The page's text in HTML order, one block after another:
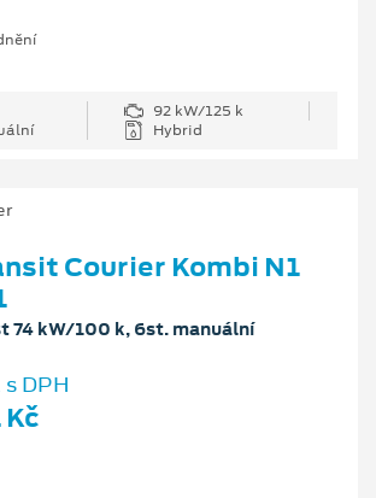
92 kW/125 k
Hybrid
Courier Kombi N1
74 kW/100 k, 6st. manuální
DPH